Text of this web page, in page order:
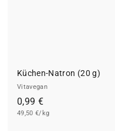
Küchen-Natron (20 g)
Vitavegan
0,99 €0
,
49,50 €/kg